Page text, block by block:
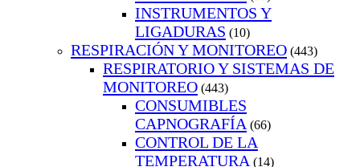
INSTRUMENTOS Y
LIGADURAS (10)
RESPIRACIÓN Y MONITOREO (443)
RESPIRATORIO Y SISTEMAS DE
MONITOREO (443)
CONSUMIBLES
CAPNOGRAFÍA (66)
CONTROL DE LA
TEMPERATURA (14)